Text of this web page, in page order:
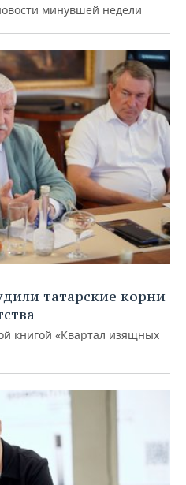
минувшей недели
татарские корни
книгой «Квартал изящных